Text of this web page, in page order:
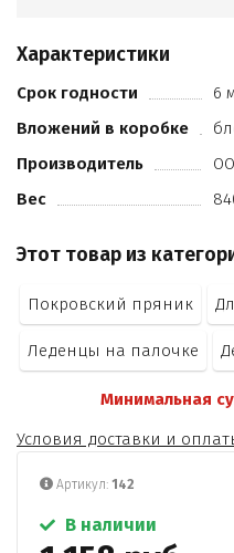
Характеристики
Срок годности
6
Вложений в коробке
Производитель
Вес
Этот товар из
Покровский пряник
Леденцы на палочке
Минимальная
Условия доставки и
Артикул: 142
В наличии